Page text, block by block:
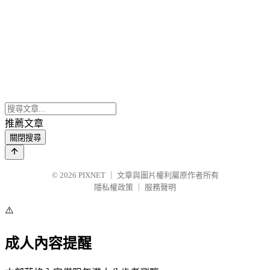
推薦文章
關閉搜尋
© 2026 PIXNET
文章與圖片權利屬原作者所有
隱私權政策
服務聲明
⚠️
成人內容提醒